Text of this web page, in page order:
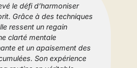
le défi d’harmoniser
Grâce à des techniques
ressent un regain
clarté mentale
et un apaisement des
Son expérience